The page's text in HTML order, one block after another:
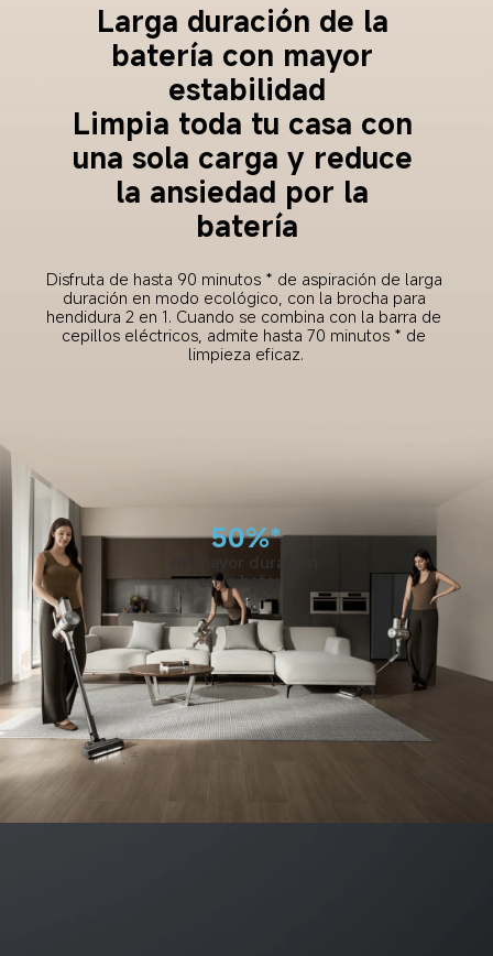
Larga duración de la
batería con mayor
estabilidad
Limpia toda tu casa con
una sola carga y reduce
la ansiedad por la
batería
Disfruta de hasta 90 minutos * de aspiración de larga
duración en modo ecológico, con la brocha para
hendidura 2 en 1. Cuando se combina con la barra de
cepillos eléctricos, admite hasta 70 minutos * de
limpieza eficaz.
50%*
de mayor duración
en la batería